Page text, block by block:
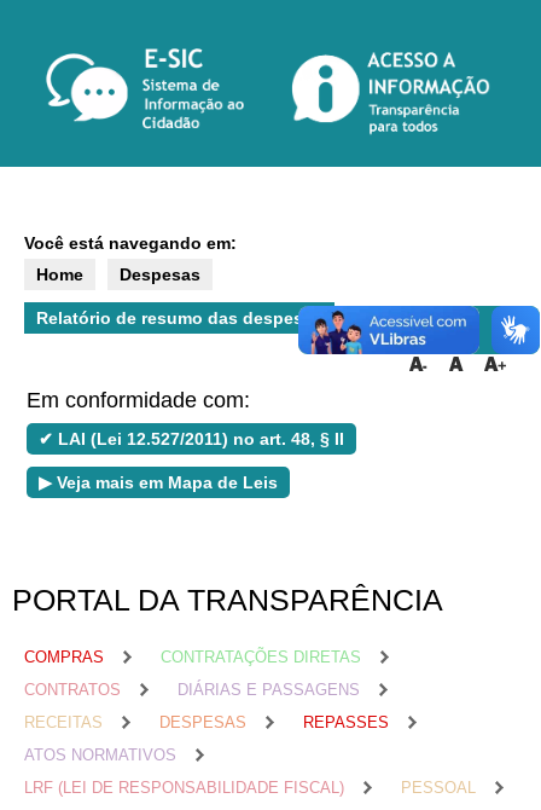
Você está navegando em:
Home
Despesas
Relatório de resumo das despesas
Em conformidade com:
✔ LAI (Lei 12.527/2011) no art. 48, § II
▶ Veja mais em Mapa de Leis
PORTAL DA TRANSPARÊNCIA
COMPRAS
CONTRATAÇÕES DIRETAS
CONTRATOS
DIÁRIAS E PASSAGENS
RECEITAS
DESPESAS
REPASSES
ATOS NORMATIVOS
LRF (LEI DE RESPONSABILIDADE FISCAL)
PESSOAL